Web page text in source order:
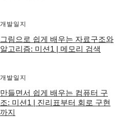
개발일지
그림으로 쉽게 배우는 자료구조와
알고리즘: 미션1 | 메모리 검색
개발일지
만들면서 쉽게 배우는 컴퓨터 구
조: 미션1 | 진리표부터 회로 구현
까지